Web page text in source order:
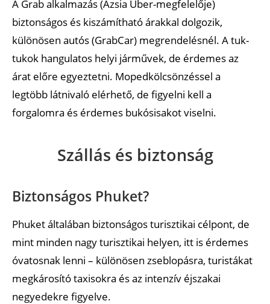
A Grab alkalmazás (Ázsia Uber-megfelelője)
biztonságos és kiszámítható árakkal dolgozik,
különösen autós (GrabCar) megrendelésnél. A tuk-
tukok hangulatos helyi járművek, de érdemes az
árat előre egyeztetni. Mopedkölcsönzéssel a
legtöbb látnivaló elérhető, de figyelni kell a
forgalomra és érdemes bukósisakot viselni.
Szállás és biztonság
Biztonságos Phuket?
Phuket általában biztonságos turisztikai célpont, de
mint minden nagy turisztikai helyen, itt is érdemes
óvatosnak lenni – különösen zseblopásra, turistákat
megkárosító taxisokra és az intenzív éjszakai
negyedekre figyelve.